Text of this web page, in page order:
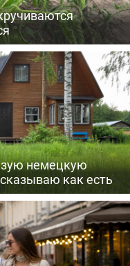
немецкую
как есть